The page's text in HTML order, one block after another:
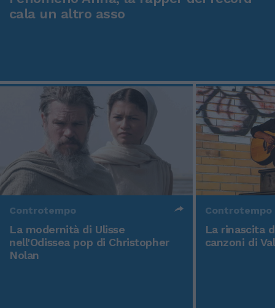
cala un altro asso
Controtempo
La modernità di Ulisse
nell'Odissea pop di Christopher
Nolan
Controtempo
La rinascita
canzoni di